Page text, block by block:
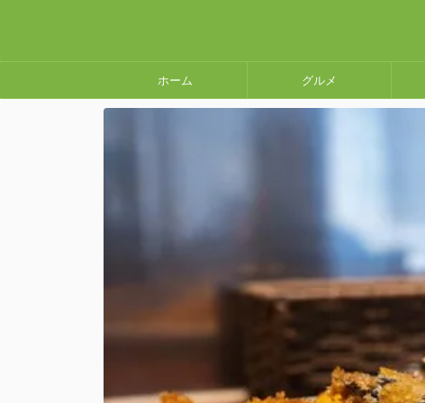
ホーム グルメ